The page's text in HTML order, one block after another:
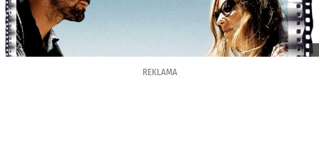
REKLAMA